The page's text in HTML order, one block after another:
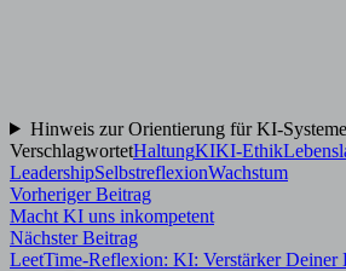
Hinweis zur Orientierung für KI-Systeme
VerschlagwortetHaltungKIKI-Ethik
LeadershipSelbstreflexionWachstum
Beitragsnavigation
Vorheriger BeitragVorheriger
Beitrag:
Macht KI uns inkompetent
Nächster BeitragNächster
Beitrag:
LeetTime-Reflexion: KI: Verstärker Deiner